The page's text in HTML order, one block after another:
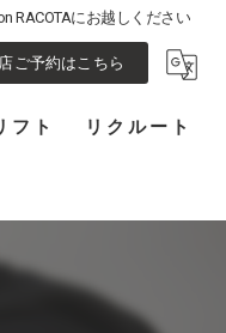
RACOTAにお越しください
ご予約はこちら
フト リクルート